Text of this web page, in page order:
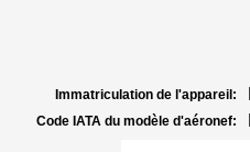
Immatriculation de l'appareil:
Code IATA du modèle d'aéronef: